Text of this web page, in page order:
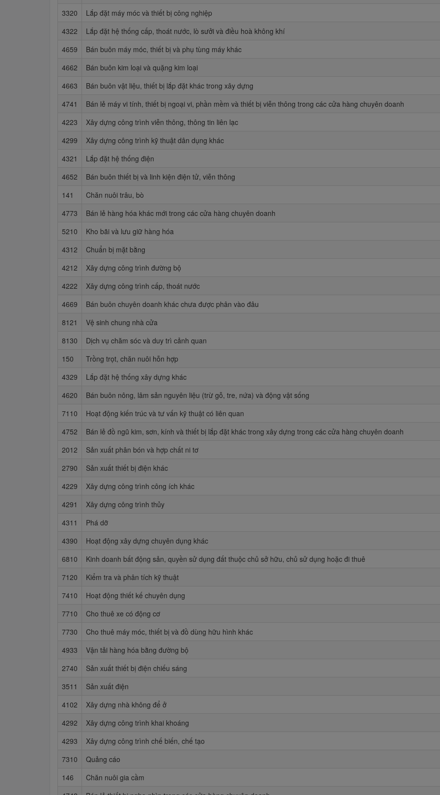
3320
Lắp đặt máy móc và thiết bị công nghiệp
4322
Lắp đặt hệ thống cấp, thoát nước, lò sưởi và điều hoà không khí
4659
Bán buôn máy móc, thiết bị và phụ tùng máy khác
4662
Bán buôn kim loại và quặng kim loại
4663
Bán buôn vật liệu, thiết bị lắp đặt khác trong xây dựng
4741
Bán lẻ máy vi tính, thiết bị ngoại vi, phần mềm và thiết bị viễn thông trong các cửa hàng chuyên doanh
4223
Xây dựng công trình viễn thông, thông tin liên lạc
4299
Xây dựng công trình kỹ thuật dân dụng khác
4321
Lắp đặt hệ thống điện
4652
Bán buôn thiết bị và linh kiện điện tử, viễn thông
141
Chăn nuôi trâu, bò
4773
Bán lẻ hàng hóa khác mới trong các cửa hàng chuyên doanh
5210
Kho bãi và lưu giữ hàng hóa
4312
Chuẩn bị mặt bằng
4212
Xây dựng công trình đường bộ
4222
Xây dựng công trình cấp, thoát nước
4669
Bán buôn chuyên doanh khác chưa được phân vào đâu
8121
Vệ sinh chung nhà cửa
8130
Dịch vụ chăm sóc và duy trì cảnh quan
150
Trồng trọt, chăn nuôi hỗn hợp
4329
Lắp đặt hệ thống xây dựng khác
4620
Bán buôn nông, lâm sản nguyên liệu (trừ gỗ, tre, nứa) và động vật sống
7110
Hoạt động kiến trúc và tư vấn kỹ thuật có liên quan
4752
Bán lẻ đồ ngũ kim, sơn, kính và thiết bị lắp đặt khác trong xây dựng trong các cửa hàng chuyên doanh
2012
Sản xuất phân bón và hợp chất ni tơ
2790
Sản xuất thiết bị điện khác
4229
Xây dựng công trình công ích khác
4291
Xây dựng công trình thủy
4311
Phá dỡ
4390
Hoạt động xây dựng chuyên dụng khác
6810
Kinh doanh bất động sản, quyền sử dụng đất thuộc chủ sở hữu, chủ sử dụng hoặc đi thuê
7120
Kiểm tra và phân tích kỹ thuật
7410
Hoạt động thiết kế chuyên dụng
7710
Cho thuê xe có động cơ
7730
Cho thuê máy móc, thiết bị và đồ dùng hữu hình khác
4933
Vận tải hàng hóa bằng đường bộ
2740
Sản xuất thiết bị điện chiếu sáng
3511
Sản xuất điện
4102
Xây dựng nhà không để ở
4292
Xây dựng công trình khai khoáng
4293
Xây dựng công trình chế biến, chế tạo
7310
Quảng cáo
146
Chăn nuôi gia cầm